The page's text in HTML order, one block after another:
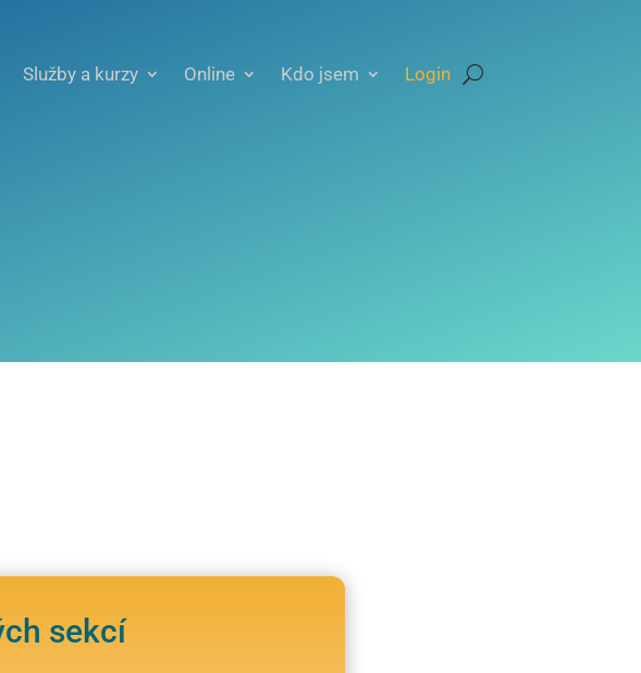
Služby a kurzy Online Kdo jsem Login
sekcí